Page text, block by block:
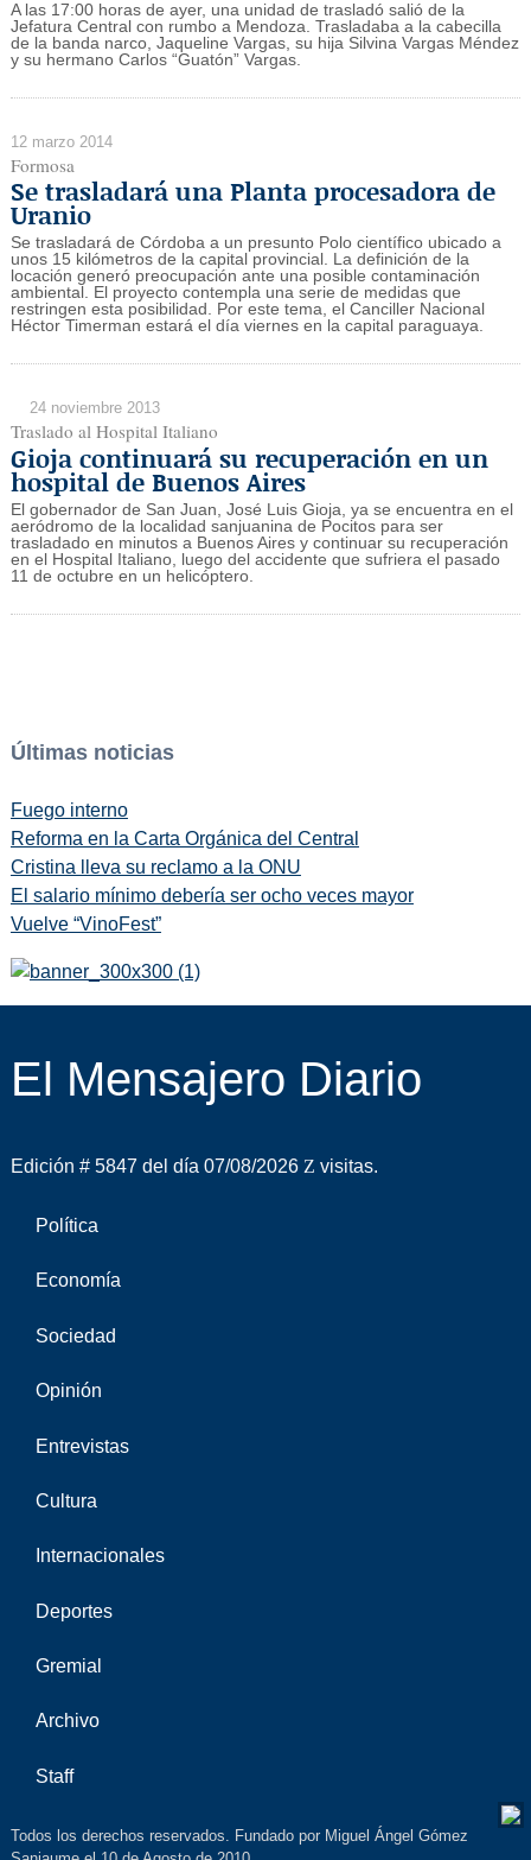
A las 17:00 horas de ayer, una unidad de trasladó salió de la
Jefatura Central con rumbo a Mendoza. Trasladaba a la cabecilla
de la banda narco, Jaqueline Vargas, su hija Silvina Vargas Méndez
y su hermano Carlos “Guatón” Vargas.
12 marzo 2014
Formosa
Se trasladará una Planta procesadora de
Uranio
Se trasladará de Córdoba a un presunto Polo científico ubicado a
unos 15 kilómetros de la capital provincial. La definición de la
locación generó preocupación ante una posible contaminación
ambiental. El proyecto contempla una serie de medidas que
restringen esta posibilidad. Por este tema, el Canciller Nacional
Héctor Timerman estará el día viernes en la capital paraguaya.
24 noviembre 2013
Traslado al Hospital Italiano
Gioja continuará su recuperación en un
hospital de Buenos Aires
El gobernador de San Juan, José Luis Gioja, ya se encuentra en el
aeródromo de la localidad sanjuanina de Pocitos para ser
trasladado en minutos a Buenos Aires y continuar su recuperación
en el Hospital Italiano, luego del accidente que sufriera el pasado
11 de octubre en un helicóptero.
Últimas noticias
Fuego interno
Reforma en la Carta Orgánica del Central
Cristina lleva su reclamo a la ONU
El salario mínimo debería ser ocho veces mayor
Vuelve “VinoFest”
El Mensajero Diario
Edición # 5847 del día 07/08/2026 visitas.
Política
Economía
Sociedad
Opinión
Entrevistas
Cultura
Internacionales
Deportes
Gremial
Archivo
Staff
Todos los derechos reservados. Fundado por Miguel Ángel Gómez